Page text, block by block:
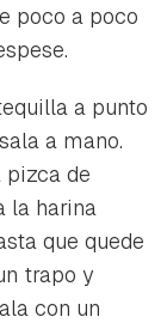
poco a poco
a punto
a mano.
pizca de
la harina
que quede
trapo y
con un